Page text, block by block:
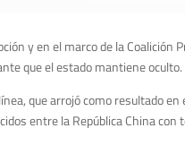
y en el marco de la Coalición
que el estado mantiene oculto.
que arrojó como resultado en
entre la República China